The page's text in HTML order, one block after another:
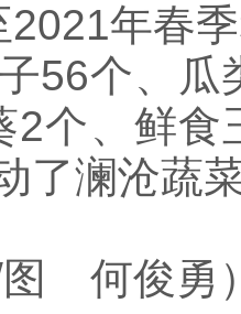
2021年春
56个、瓜
2个、鲜
了澜沧蔬
何俊勇